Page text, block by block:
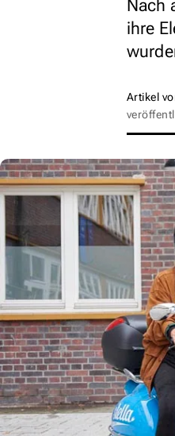
Nach
ihre
Artikel